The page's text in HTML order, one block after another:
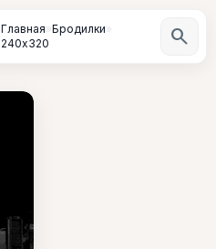
Главная»Бродилки»
240х320
search